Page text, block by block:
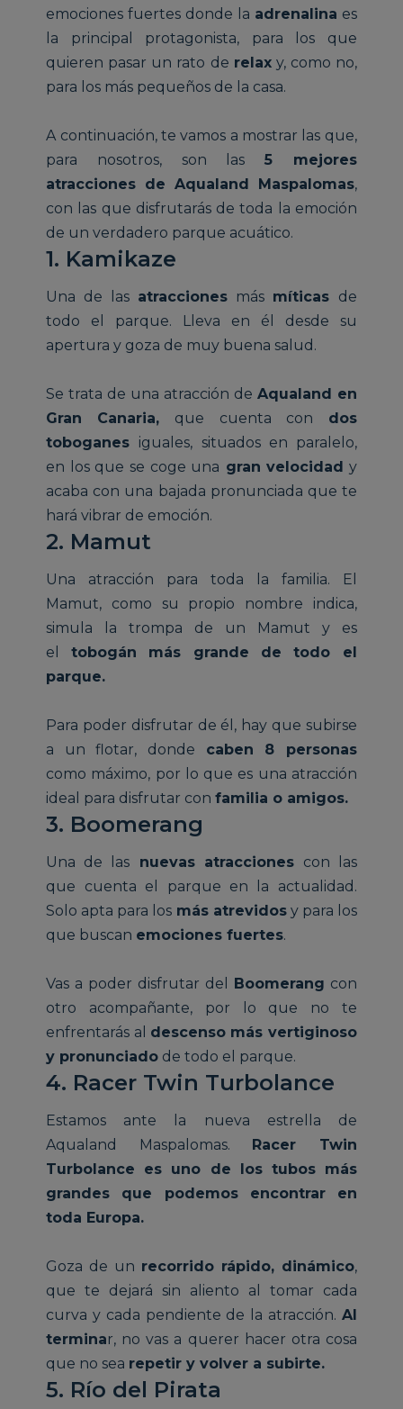
emociones fuertes donde la adrenalina es
la principal protagonista, para los que
quieren pasar un rato de relaxy, como no,
para los más pequeños de la casa.
A continuación, te vamos a mostrar las que,
para nosotros, son las5 mejores
atracciones de Aqualand Maspalomas,
con las que disfrutarás de toda la emoción
de un verdadero parque acuático.
1. Kamikaze
Una de las atracciones más míticas de
todo el parque. Lleva en él desde su
apertura y goza de muy buena salud.
Se trata de una atracción de Aqualand en
Gran Canaria, que cuenta con dos
toboganes iguales, situados en paralelo,
en los que se coge una gran velocidad y
acaba con una bajada pronunciada que te
hará vibrar de emoción.
2. Mamut
Una atracción para toda la familia. El
Mamut, como su propio nombre indica,
simula la trompa de un Mamut y es
el tobogán más grande de todo el
parque.
Para poder disfrutar de él, hay que subirse
a un flotar, donde caben 8 personas
como máximo, por lo que es una atracción
ideal para disfrutar confamilia o amigos.
3. Boomerang
Una de las nuevas atracciones con las
que cuenta el parque en la actualidad.
Solo apta para los más atrevidosy para los
que buscan emociones fuertes.
Vas a poder disfrutar del Boomerang con
otro acompañante, por lo que no te
enfrentarás al descenso más vertiginoso
y pronunciado de todo el parque.
4. Racer Twin Turbolance
Estamos ante la nueva estrella de
Aqualand Maspalomas.
Racer Twin
Turbolance es uno de los tubos más
grandes que podemos encontrar en
toda Europa.
Goza de un recorrido rápido, dinámico,
que te dejará sin aliento al tomar cada
curva y cada pendiente de la atracción. Al
terminar, no vas a querer hacer otra cosa
que no sea repetir y volver a subirte.
5. Río del Pirata